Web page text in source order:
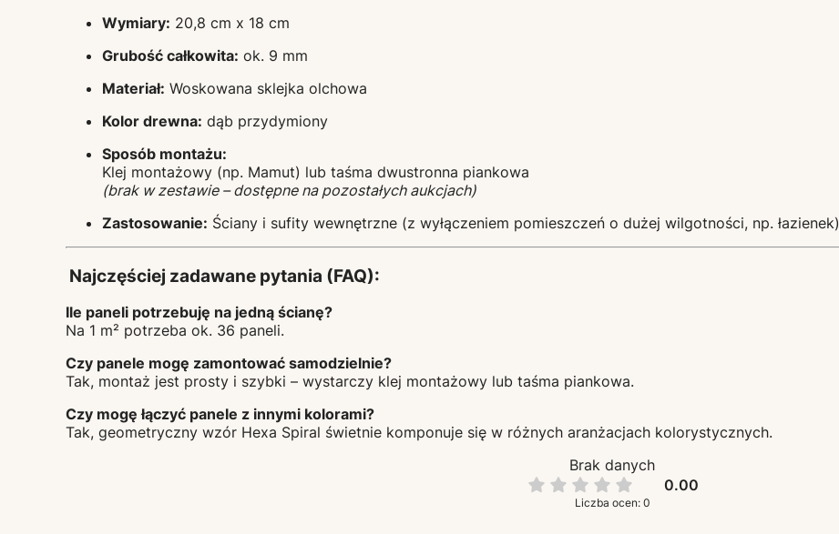
Wymiary: 20,8 cm x 18 cm
Grubość całkowita: ok. 9 mm
Materiał: Woskowana sklejka olchowa
Kolor drewna: dąb przydymiony
Sposób montażu:
Klej montażowy (np. Mamut) lub taśma dwustronna piankowa
(brak w zestawie – dostępne na pozostałych aukcjach)
Zastosowanie: Ściany i sufity wewnętrzne (z wyłączeniem pomieszczeń o dużej wilgotności, np. łazienek)
Najczęściej zadawane pytania (FAQ):
Ile paneli potrzebuję na jedną ścianę?
Na 1 m² potrzeba ok. 36 paneli.
Czy panele mogę zamontować samodzielnie?
Tak, montaż jest prosty i szybki – wystarczy klej montażowy lub taśma piankowa.
Czy mogę łączyć panele z innymi kolorami?
Tak, geometryczny wzór Hexa Spiral świetnie komponuje się w różnych aranżacjach kolorystycznych.
Brak danych
0.00
Liczba ocen: 0